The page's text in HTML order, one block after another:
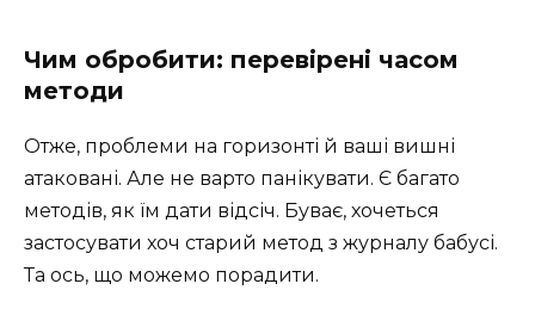
Чим обробити: перевірені часом
методи
Отже, проблеми на горизонті й ваші вишні
атаковані. Але не варто панікувати. Є багато
методів, як їм дати відсіч. Буває, хочеться
застосувати хоч старий метод з журналу бабусі.
Та ось, що можемо порадити.